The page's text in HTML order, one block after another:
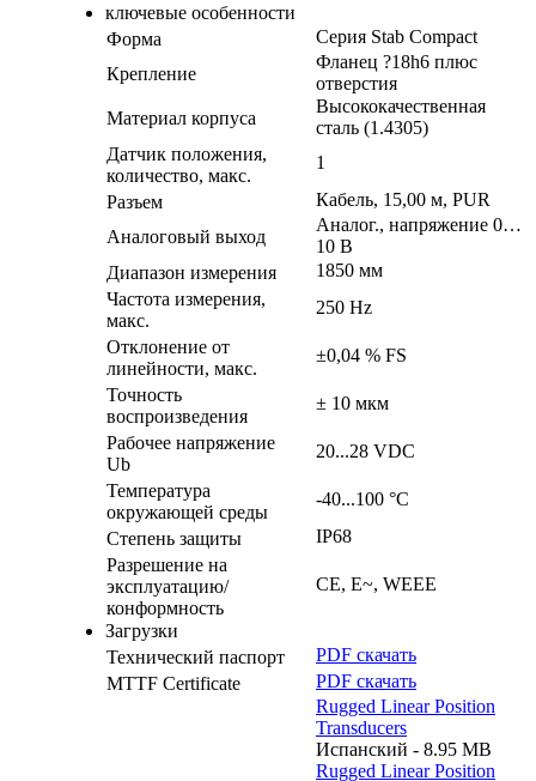
ключевые особенности
Форма
Серия Stab Compact
Крепление
Фланец ?18h6 плюс
отверстия
Материал корпуса
Высококачественная
сталь (1.4305)
Датчик положения,
количество, макс.
1
Разъем
Кабель, 15,00 м, PUR
Аналоговый выход
Аналог., напряжение 0…
10 В
Диапазон измерения
1850 мм
Частота измерения,
макс.
250 Hz
Отклонение от
линейности, макс.
±0,04 % FS
Точность
воспроизведения
± 10 мкм
Рабочее напряжение
Ub
20...28 VDC
Температура
окружающей среды
-40...100 °C
Степень защиты
IP68
Разрешение на
эксплуатацию/
конформность
CE, E~, WEEE
Загрузки
Технический паспорт
PDF скачать
MTTF Certificate
PDF скачать
Rugged Linear Position
Transducers
Испанский - 8.95 MB
Rugged Linear Position